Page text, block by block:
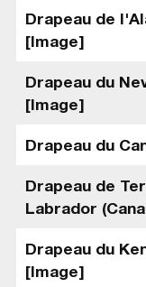
Drapeau de
[Image]
Drapeau du
[Image]
Drapeau du
Drapeau de
Labrador
Drapeau du
[Image]